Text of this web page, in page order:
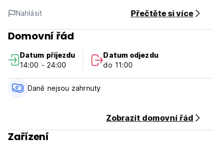
Arenal a El Arenal Marina.
Klimatizované pokoje mají výhled na město, psací stůl a
bezplatné Wi-Fi.
Společná koupelna je vybavena sprchovým koutem a
kompletní koupelnou. Každý pokoj v hostelu je vybaven
šatní skříní a fénem.
Recepce je v hotelu vzdáleném 200 metrů
Starší 18 let (Auto-translated from original language)
Nahlásit Přečtěte si více
Domovní řád
Datum příjezdu
14:00 - 24:00
Datum odjezdu
do 11:00
Daně nejsou zahrnuty
Zobrazit domovní řád
Zařízení